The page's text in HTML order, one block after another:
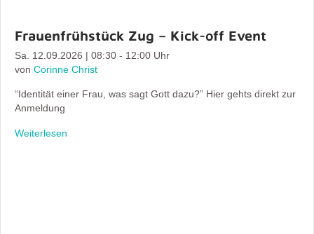
Frauenfrühstück Zug – Kick-off Event
Sa. 12.09.2026 | 08:30 - 12:00 Uhr
von Corinne Christ
“Identität einer Frau, was sagt Gott dazu?” Hier gehts direkt zur
Anmeldung
Weiterlesen